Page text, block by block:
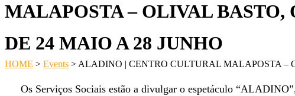
MALAPOSTA – OLIVAL BASTO,
DE 24 MAIO A 28 JUNHO
HOME > Events > ALADINO | CENTRO CULTURAL MALAPOSTA –
Os Serviços Sociais estão a divulgar o espetáculo